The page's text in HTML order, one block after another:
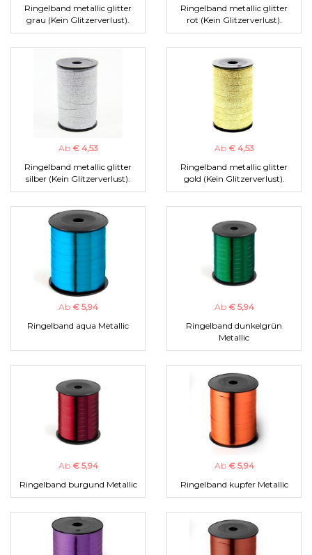
Ringelband metallic glitter
grau (Kein Glitzerverlust).
Ringelband metallic glitter
rot (Kein Glitzerverlust).
Ab € 4,53
Ringelband metallic glitter
silber (Kein Glitzerverlust).
Ab € 4,53
Ringelband metallic glitter
gold (Kein Glitzerverlust).
Ab € 5,94
Ringelband aqua Metallic
Ab € 5,94
Ringelband dunkelgrün
Metallic
Ab € 5,94
Ringelband burgund Metallic
Ab € 5,94
Ringelband kupfer Metallic